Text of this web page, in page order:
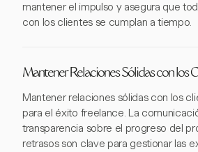
mantener el impulso y asegura que
con los clientes se cumplan a tiempo.
Mantener Relaciones Sólidas con los
Mantener relaciones sólidas con los
para el éxito freelance. La
transparencia sobre el progreso del
retrasos son clave para gestionar las